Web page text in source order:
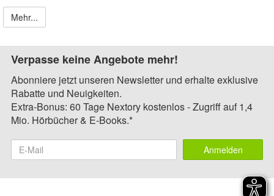
Mehr...
Verpasse keine Angebote mehr!
Abonniere jetzt unseren Newsletter und erhalte exklusive
Rabatte und Neuigkeiten.
Extra-Bonus: 60 Tage Nextory kostenlos - Zugriff auf 1,4
Mio. Hörbücher & E-Books.*
Anmelden